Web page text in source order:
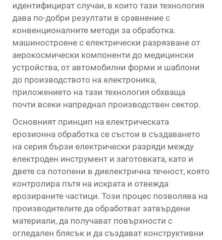
идентифицират случаи, в които тази технология
дава по-добри резултати в сравнение с
конвенционалните методи за обработка.
машиностроене с електрически разрязване от
аерокосмически компоненти до медицински
устройства, от автомобилни форми и шаблони
до производството на електроника,
приложението на тази технология обхваща
почти всеки напреднал производствен сектор.
Основният принцип на електрическата
ерозионна обработка се състои в създаването
на серия бързи електрически разряди между
електроден инструмент и заготовката, като и
двете са потопени в диелектрична течност, която
контролира пътя на искрата и отвежда
ерозираните частици. Този процес позволява на
производителите да обработват затвърдени
материали, да получават повърхности с
огледален блясък и да създават конструктивни